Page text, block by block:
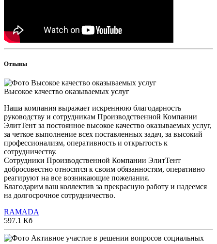
Отзывы
Высокое качество оказываемых услуг
Наша компания выражает искреннюю благодарность
руководству и сотрудникам Производственной Компании
ЭлитТент за постоянное высокое качество оказываемых услуг,
за четкое выполнение всех поставленных задач, за высокий
профессионализм, оперативность и открытость к
сотрудничеству.
Сотрудники Производственной Компании ЭлитТент
добросовестно относятся к своим обязанностям, оперативно
реагируют на все возникающие пожелания.
Благодарим ваш коллектив за прекрасную работу и надеемся
на долгосрочное сотрудничество.
RAMADA
597.1 Кб